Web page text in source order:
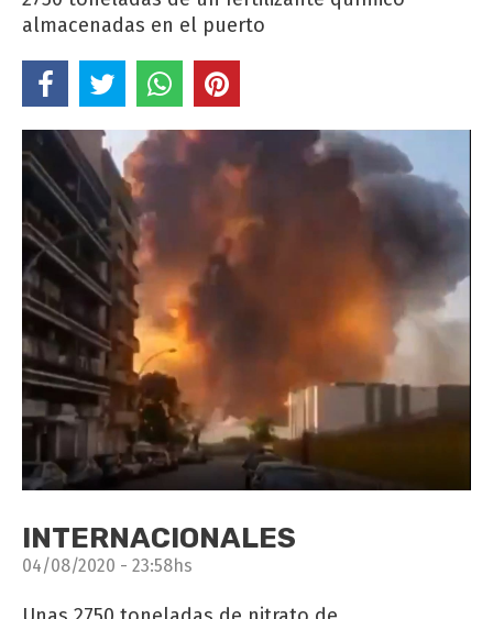
almacenadas en el puerto
INTERNACIONALES
04/08/2020 - 23:58hs